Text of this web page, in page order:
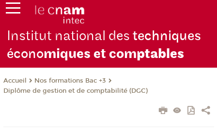
Institut national destechniques
économiques et comptables
Accueil
Nos formations Bac +3
Diplôme de gestion et de comptabilité (DGC)